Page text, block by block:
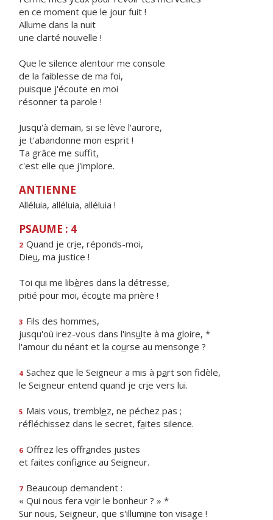
en ce moment que le jour fuit !
Allume dans la nuit
une clarté nouvelle !
Que le silence alentour me console
de la faiblesse de ma foi,
puisque j'écoute en moi
résonner ta parole !
Jusqu'à demain, si se lève l'aurore,
je t'abandonne mon esprit !
Ta grâce me suffit,
c'est elle que j'implore.
ANTIENNE
Alléluia, alléluia, alléluia !
PSAUME : 4
2 Quand je crie, réponds-moi,
Dieu, ma justice !
Toi qui me libères dans la détresse,
pitié pour moi, écoute ma prière !
3 Fils des hommes,
jusqu'où irez-vous dans l'insulte à ma gloire, *
l'amour du néant et la course au mensonge ?
4 Sachez que le Seigneur a mis à part son fidèle,
le Seigneur entend quand je crie vers lui.
5 Mais vous, tremblez, ne péchez pas ;
réfléchissez dans le secret, faites silence.
6 Offrez les offrandes justes
et faites confiance au Seigneur.
7 Beaucoup demandent :
« Qui nous fera voir le bonheur ? » *
Sur nous, Seigneur, que s'illumine ton visage !